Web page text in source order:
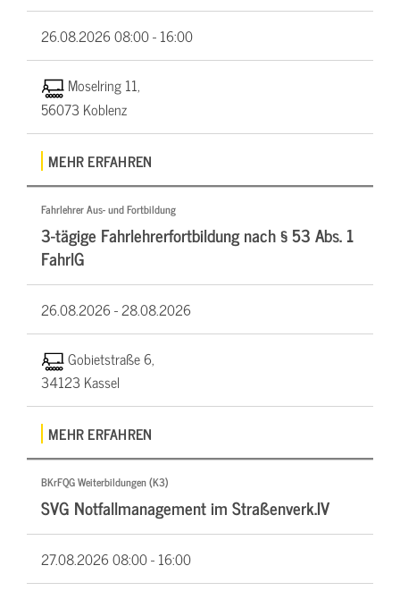
26.08.202608:00 - 16:00
Moselring 11,
56073 Koblenz
MEHR ERFAHREN
Fahrlehrer Aus- und Fortbildung
3-tägige Fahrlehrerfortbildung nach § 53 Abs. 1
FahrlG
26.08.2026 -28.08.2026
Gobietstraße 6,
34123 Kassel
MEHR ERFAHREN
BKrFQG Weiterbildungen (K3)
SVG Notfallmanagement im Straßenverk.IV
27.08.202608:00 - 16:00